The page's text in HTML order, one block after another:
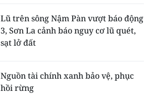
Lũ trên sông Nậm Pàn vượt báo động
3, Sơn La cảnh báo nguy cơ lũ quét,
sạt lở đất
Nguồn tài chính xanh bảo vệ, phục
hồi rừng